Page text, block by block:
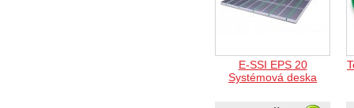
E-SSI EPS 20
Systémová deska